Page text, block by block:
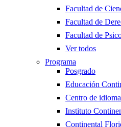
Facultad de
Facultad de
Facultad de
Ver todos
Programa
Posgrado
Educación
Centro de
Instituto
Continental